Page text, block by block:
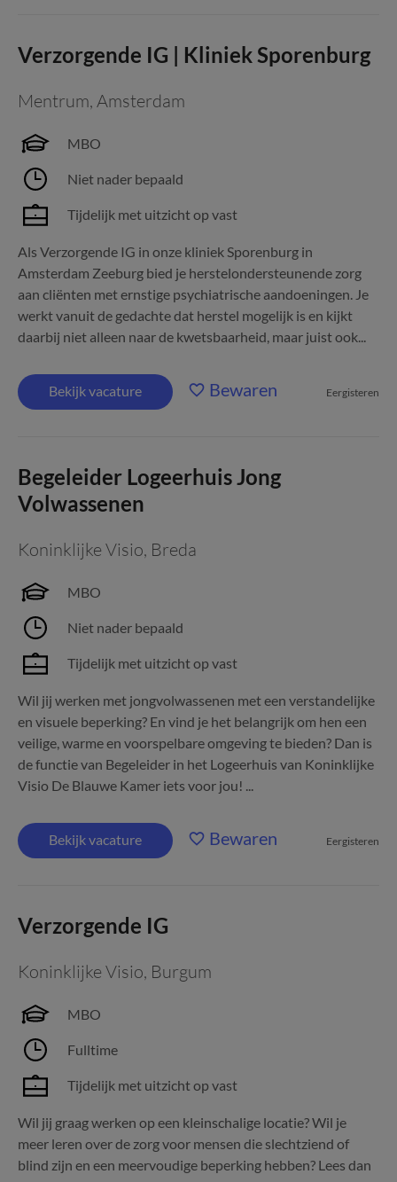
Verzorgende IG | Kliniek Sporenburg
Mentrum, Amsterdam
MBO
Niet nader bepaald
Tijdelijk met uitzicht op vast
Als Verzorgende IG in onze kliniek Sporenburg in
Amsterdam Zeeburg bied je herstelondersteunende zorg
aan cliënten met ernstige psychiatrische aandoeningen. Je
werkt vanuit de gedachte dat herstel mogelijk is en kijkt
daarbij niet alleen naar de kwetsbaarheid, maar juist ook...
Bekijk vacature Bewaren Eergisteren
Begeleider Logeerhuis Jong
Volwassenen
Koninklijke Visio, Breda
MBO
Niet nader bepaald
Tijdelijk met uitzicht op vast
Wil jij werken met jongvolwassenen met een verstandelijke
en visuele beperking? En vind je het belangrijk om hen een
veilige, warme en voorspelbare omgeving te bieden? Dan is
de functie van Begeleider in het Logeerhuis van Koninklijke
Visio De Blauwe Kamer iets voor jou! ...
Bekijk vacature Bewaren Eergisteren
Verzorgende IG
Koninklijke Visio, Burgum
MBO
Fulltime
Tijdelijk met uitzicht op vast
Wil jij graag werken op een kleinschalige locatie? Wil je
meer leren over de zorg voor mensen die slechtziend of
blind zijn en een meervoudige beperking hebben? Lees dan